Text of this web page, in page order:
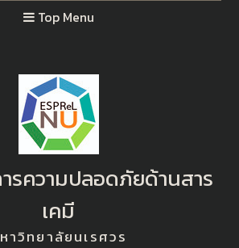
Top Menu
รความปลอดภัยด้านสาร
เคมี
าวิทยาลัยนเรศวร